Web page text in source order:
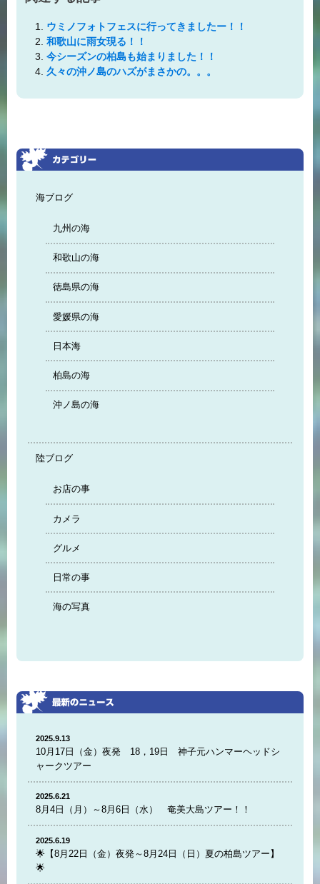
ウミノフォトフェスに行ってきましたー！！
和歌山に雨女現る！！
今シーズンの柏島も始まりました！！
久々の沖ノ島のハズがまさかの。。。
海ブログ
九州の海
和歌山の海
徳島県の海
愛媛県の海
日本海
柏島の海
沖ノ島の海
陸ブログ
お店の事
カメラ
グルメ
日常の事
海の写真
2025.9.13
10月17日（金）夜発 18，19日 神子元ハンマーヘッドシ
ャークツアー
2025.6.21
8月4日（月）～8月6日（水） 奄美大島ツアー！！
2025.6.19
🌟【8月22日（金）夜発～8月24日（日）夏の柏島ツアー】
🌟